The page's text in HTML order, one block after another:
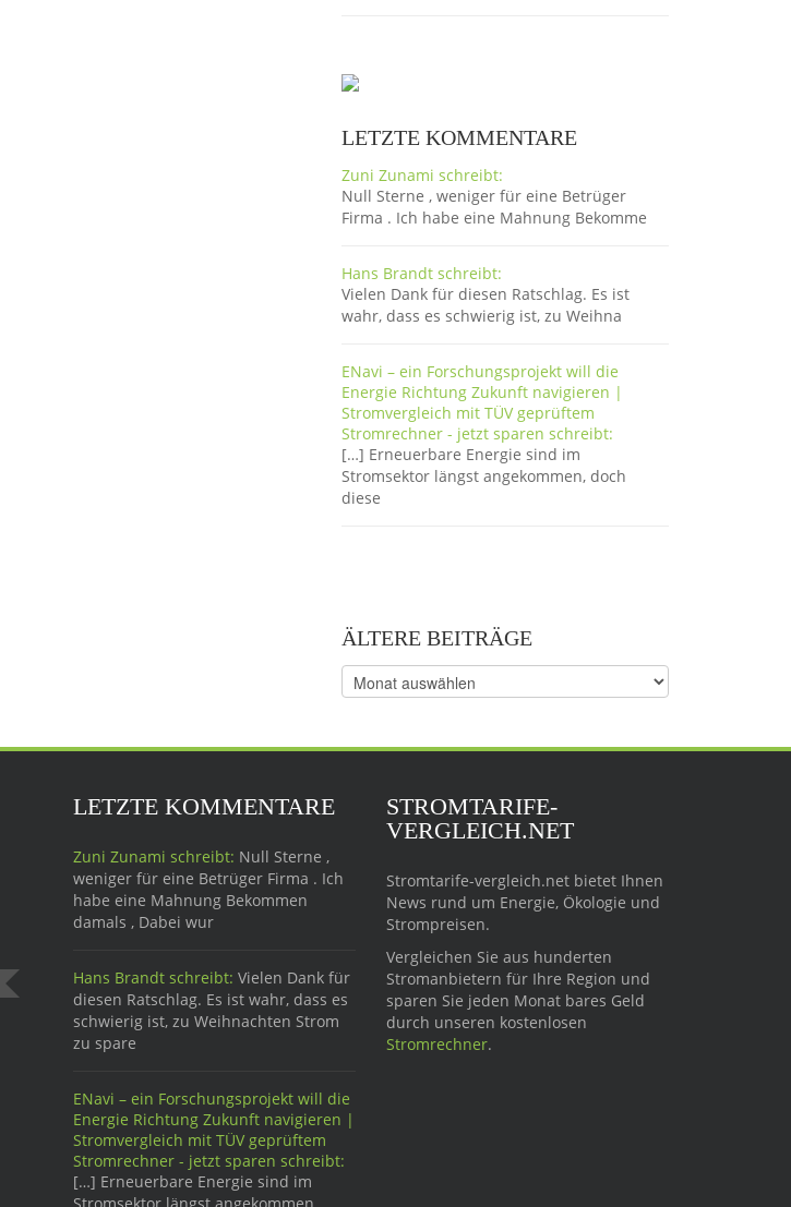
LETZTE KOMMENTARE
Zuni Zunami schreibt:
Null Sterne , weniger für eine Betrüger
Firma . Ich habe eine Mahnung Bekomme
Hans Brandt schreibt:
Vielen Dank für diesen Ratschlag. Es ist
wahr, dass es schwierig ist, zu Weihna
ENavi – ein Forschungsprojekt will die
Energie Richtung Zukunft navigieren |
Stromvergleich mit TÜV geprüftem
Stromrechner - jetzt sparen schreibt:
[…] Erneuerbare Energie sind im
Stromsektor längst angekommen, doch
diese
ÄLTERE BEITRÄGE
Ältere
Beiträge
LETZTE KOMMENTARE
Zuni Zunami schreibt: Null Sterne ,
weniger für eine Betrüger Firma . Ich
habe eine Mahnung Bekommen
damals , Dabei wur
Hans Brandt schreibt: Vielen Dank für
diesen Ratschlag. Es ist wahr, dass es
schwierig ist, zu Weihnachten Strom
zu spare
ENavi – ein Forschungsprojekt will die
Energie Richtung Zukunft navigieren |
Stromvergleich mit TÜV geprüftem
Stromrechner - jetzt sparen schreibt:
[…] Erneuerbare Energie sind im
STROMTARIFE-
VERGLEICH.NET
Stromtarife-vergleich.net bietet Ihnen
News rund um Energie, Ökologie und
Strompreisen.
Vergleichen Sie aus hunderten
Stromanbietern für Ihre Region und
sparen Sie jeden Monat bares Geld
durch unseren kostenlosen
Stromrechner.